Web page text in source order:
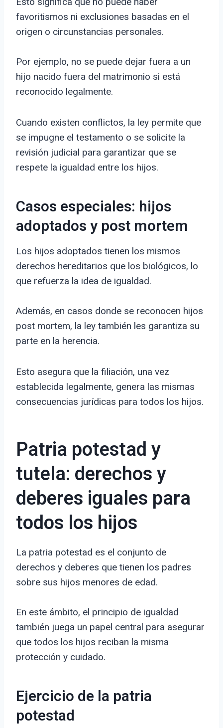
favoritismos ni exclusiones basadas en el
origen o circunstancias personales.
Por ejemplo, no se puede dejar fuera a un
hijo nacido fuera del matrimonio si está
reconocido legalmente.
Cuando existen conflictos, la ley permite que
se impugne el testamento o se solicite la
revisión judicial para garantizar que se
respete la igualdad entre los hijos.
Casos especiales: hijos
adoptados y post mortem
Los hijos adoptados tienen los mismos
derechos hereditarios que los biológicos, lo
que refuerza la idea de igualdad.
Además, en casos donde se reconocen hijos
post mortem, la ley también les garantiza su
parte en la herencia.
Esto asegura que la filiación, una vez
establecida legalmente, genera las mismas
consecuencias jurídicas para todos los hijos.
Patria potestad y
tutela: derechos y
deberes iguales para
todos los hijos
La patria potestad es el conjunto de
derechos y deberes que tienen los padres
sobre sus hijos menores de edad.
En este ámbito, el principio de igualdad
también juega un papel central para asegurar
que todos los hijos reciban la misma
protección y cuidado.
Ejercicio de la patria
potestad